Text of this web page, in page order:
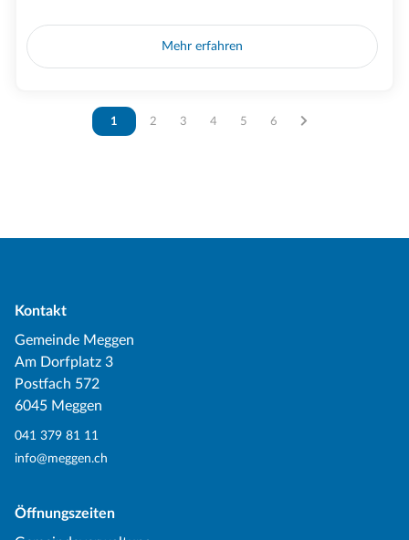
Mehr erfahren
Vous êtes sur la page
1 Vous êtes sur la page
2 Vous êtes sur la page
3 Vous êtes sur la page
4 Vous êtes sur la page
5 Vous êtes sur la page
6
Kontakt
Gemeinde Meggen
Am Dorfplatz 3
Postfach 572
6045 Meggen
041 379 81 11
info@meggen.ch
Öffnungszeiten